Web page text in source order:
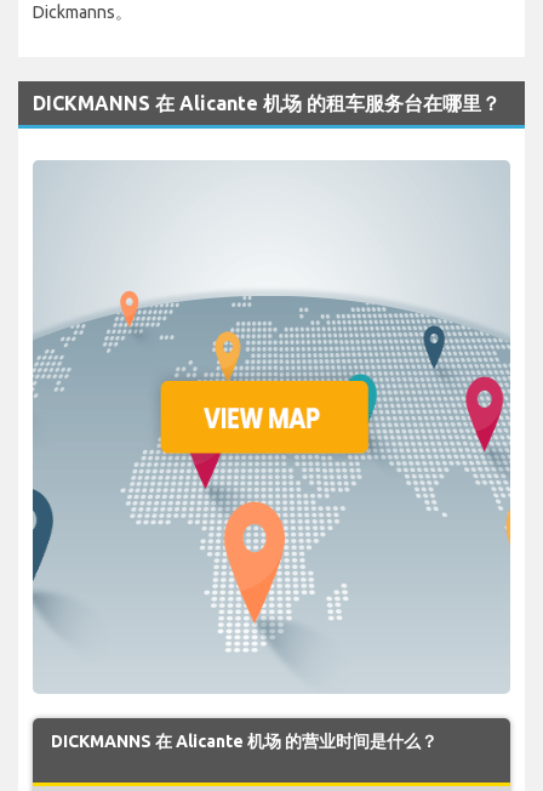
Dickmanns。
DICKMANNS 在 Alicante 机场 的租车服务台在哪里？
DICKMANNS 在 Alicante 机场 的营业时间是什么？